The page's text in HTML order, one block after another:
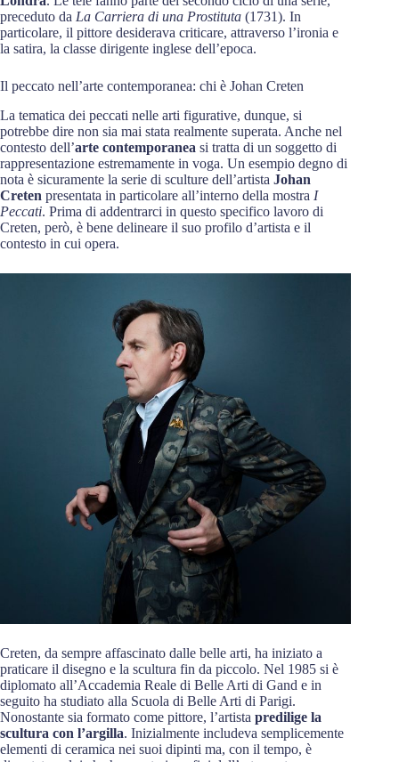
preceduto da La Carriera di una Prostituta (1731). In
particolare, il pittore desiderava criticare, attraverso l’ironia e
la satira, la classe dirigente inglese dell’epoca.
Il peccato nell’arte contemporanea: chi è Johan Creten
La tematica dei peccati nelle arti figurative, dunque, si
potrebbe dire non sia mai stata realmente superata. Anche nel
contesto dell’arte contemporanea si tratta di un soggetto di
rappresentazione estremamente in voga. Un esempio degno di
nota è sicuramente la serie di sculture dell’artista Johan
Creten presentata in particolare all’interno della mostra I
Peccati. Prima di addentrarci in questo specifico lavoro di
Creten, però, è bene delineare il suo profilo d’artista e il
contesto in cui opera.
Creten, da sempre affascinato dalle belle arti, ha iniziato a
praticare il disegno e la scultura fin da piccolo. Nel 1985 si è
diplomato all’Accademia Reale di Belle Arti di Gand e in
seguito ha studiato alla Scuola di Belle Arti di Parigi.
Nonostante sia formato come pittore, l’artista predilige la
scultura con l’argilla. Inizialmente includeva semplicemente
elementi di ceramica nei suoi dipinti ma, con il tempo, è